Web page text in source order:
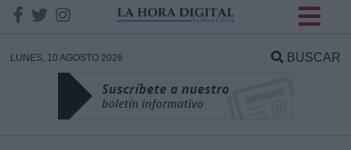
LUNES, 10 AGOSTO 2026 BUSCAR
DATOS
Responsable: